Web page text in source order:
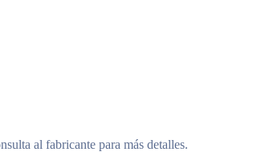
al fabricante para más detalles.